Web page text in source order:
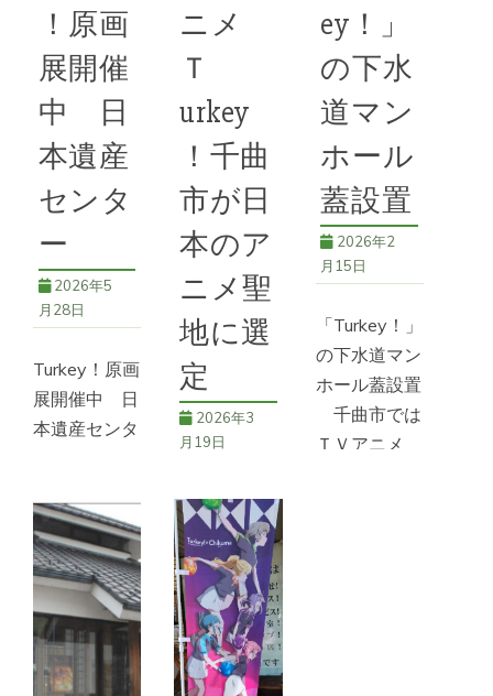
！原画
展開催
中 日
本遺産
センタ
ー
2026年5
月28日
Turkey！原画
展開催中 日
本遺産センタ
TVアニメ
「Turkey！」
が「訪れてみ
たい日本のア
ニメ聖地
88」に選出
ニメ
Ｔ
urkey
！千曲
市が日
本のア
ニメ聖
地に選
定
2026年3
月19日
TVアニメ
Ｔurkey！千
曲市が日本の
アニメ聖地に
選定 アニ
メーションを
通じた地域社
ey！」
の下水
道マン
ホール
蓋設置
2026年2
月15日
「Turkey！」
の下水道マン
ホール蓋設置
千曲市では
ＴＶアニメ